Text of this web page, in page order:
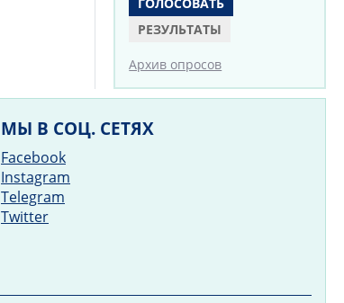
РЕЗУЛЬТАТЫ
Архив опросов
МЫ В СОЦ. СЕТЯХ
Facebook
Instagram
Telegram
Twitter